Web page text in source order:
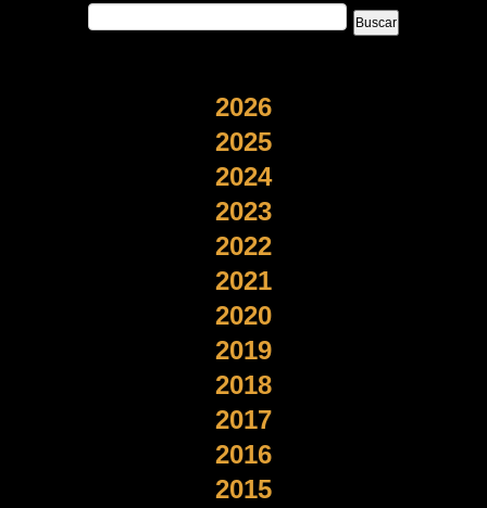
2026
2025
2024
2023
2022
2021
2020
2019
2018
2017
2016
2015